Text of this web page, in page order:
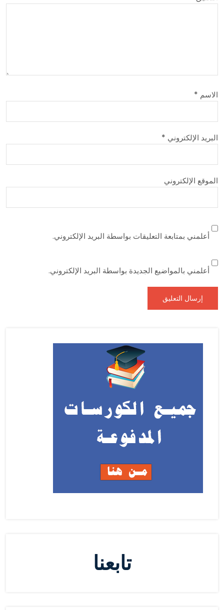
الاسم *
البريد الإلكتروني *
الموقع الإلكتروني
أعلمني بمتابعة التعليقات بواسطة البريد الإلكتروني.
أعلمني بالمواضيع الجديدة بواسطة البريد الإلكتروني.
تابعنا